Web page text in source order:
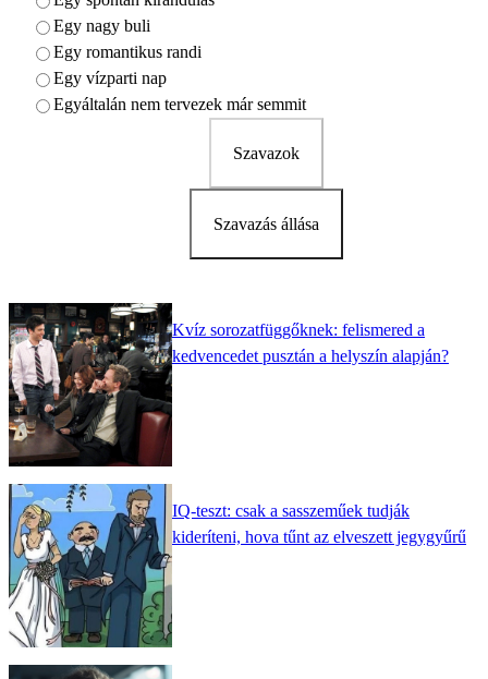
Egy nagy buli
Egy romantikus randi
Egy vízparti nap
Egyáltalán nem tervezek már semmit
Szavazok
Szavazás állása
Kvíz sorozatfüggőknek: felismered a
kedvencedet pusztán a helyszín alapján?
IQ-teszt: csak a sasszeműek tudják
kideríteni, hova tűnt az elveszett jegygyűrű